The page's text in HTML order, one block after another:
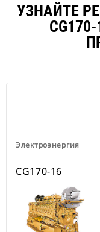
УЗНАЙТЕ
Электроэнергия
CG170-16